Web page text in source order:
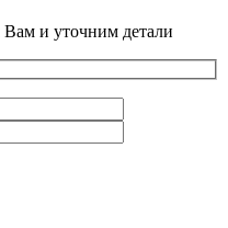
и уточним детали